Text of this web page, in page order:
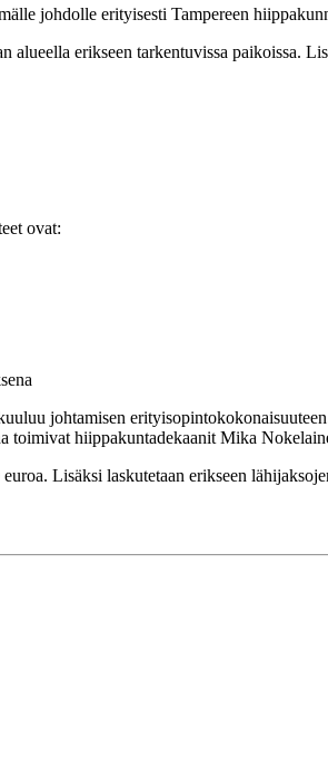
johdolle erityisesti Tampereen
alueella erikseen tarkentuvissa paikoissa.
ovat:
johtamisen
toimivat hiippakuntadekaanit Mika
Lisäksi laskutetaan erikseen